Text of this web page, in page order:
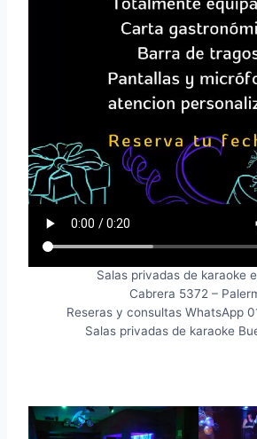
Salas privadas de karaoke
Cabrera 5372 –
Reseras y consultas WhatsApp
Salas privadas de karaoke